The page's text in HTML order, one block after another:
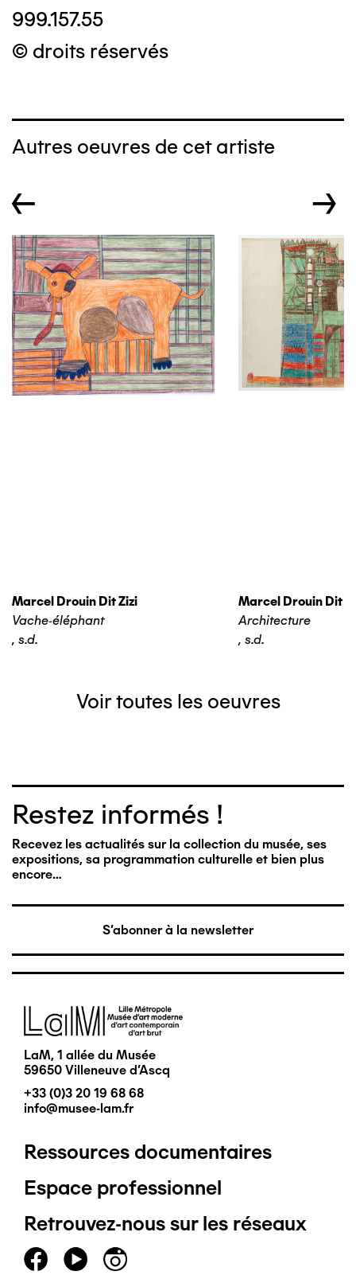
999.157.55
© droits réservés
Autres oeuvres de cet artiste
← →
Marcel Drouin Dit Zizi
Vache-éléphant
, s.d.
Marcel Drouin Dit
Architecture
, s.d.
Voir toutes les oeuvres
Restez informés !
Recevez les actualités sur la collection du musée, ses
expositions, sa programmation culturelle et bien plus
encore…
S'abonner à la newsletter
Image
LaM, 1 allée du Musée
59650 Villeneuve d'Ascq
+33 (0)3 20 19 68 68
info@musee-lam.fr
Pied
de
page
Ressources documentaires
Espace professionnel
Retrouvez-nous sur les réseaux